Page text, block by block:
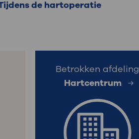
de hartoperatie
Betrokken afdeling
Hartcentrum